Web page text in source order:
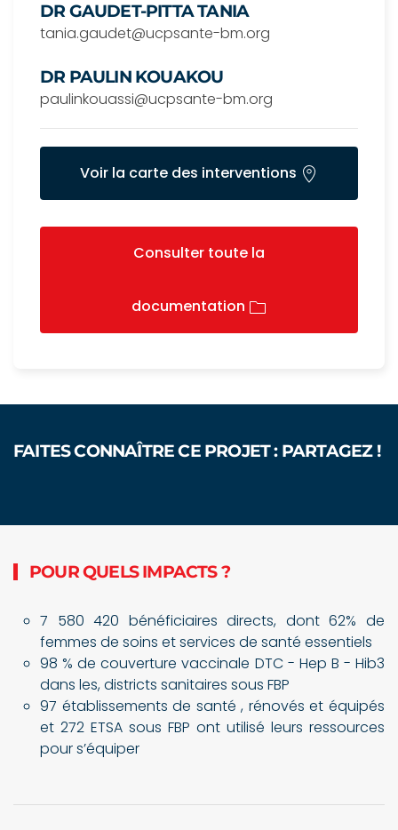
DR GAUDET-PITTA TANIA
tania.gaudet@ucpsante-bm.org
DR PAULIN KOUAKOU
paulinkouassi@ucpsante-bm.org
Voir la carte des interventions
Consulter toute la
documentation
FAITES CONNAÎTRE CE PROJET : PARTAGEZ !
POUR QUELS IMPACTS ?
7 580 420 bénéficiaires directs, dont 62% de
femmes de soins et services de santé essentiels
98 % de couverture vaccinale DTC - Hep B - Hib3
dans les, districts sanitaires sous FBP
97 établissements de santé , rénovés et équipés
et 272 ETSA sous FBP ont utilisé leurs ressources
pour s’équiper